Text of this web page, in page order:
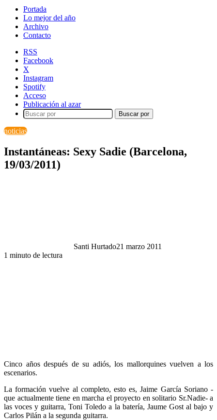
Portada
Lo mejor del año
Archivo
Contacto
RSS
Facebook
X
Instagram
Spotify
Acceso
Publicación al azar
Buscar por
noticias
Instantáneas: Sexy Sadie (Barcelona,
19/03/2011)
Santi Hurtado21 marzo 2011
1 minuto de lectura
Cinco años después de su adiós, los mallorquines vuelven a los
escenarios.
La formación vuelve al completo, esto es, Jaime García Soriano -
que actualmente tiene en marcha el proyecto en solitario Sr.Nadie- a
las voces y guitarra, Toni Toledo a la batería, Jaume Gost al bajo y
Carlos Pilán a la segunda guitarra.